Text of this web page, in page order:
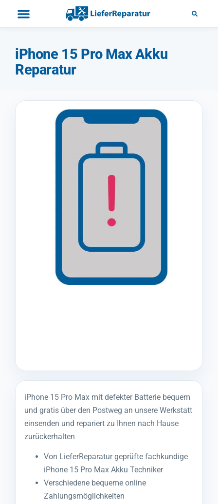
iPhone 15 Pro Max Akku
Reparatur
iPhone 15 Pro Max mit defekter Batterie bequem
und gratis über den Postweg an unsere Werkstatt
einsenden und repariert zu Ihnen nach Hause
zurückerhalten
Von LieferReparatur geprüfte fachkundige
iPhone 15 Pro Max Akku Techniker
Verschiedene bequeme online
Zahlungsmöglichkeiten